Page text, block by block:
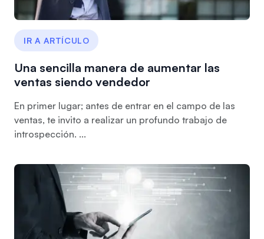
IR A ARTÍCULO
Una sencilla manera de aumentar las
ventas siendo vendedor
En primer lugar; antes de entrar en el campo de las
ventas, te invito a realizar un profundo trabajo de
introspección. ...